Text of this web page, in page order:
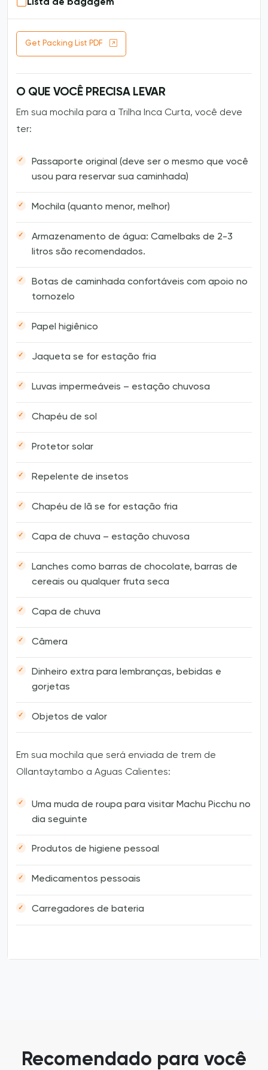
Lista de bagagem
Get Packing List PDF
O QUE VOCÊ PRECISA LEVAR
Em sua mochila para a Trilha Inca Curta, você deve
ter:
Passaporte original (deve ser o mesmo que você
usou para reservar sua caminhada)
Mochila (quanto menor, melhor)
Armazenamento de água: Camelbaks de 2-3
litros são recomendados.
Botas de caminhada confortáveis com apoio no
tornozelo
Papel higiênico
Jaqueta se for estação fria
Luvas impermeáveis – estação chuvosa
Chapéu de sol
Protetor solar
Repelente de insetos
Chapéu de lã se for estação fria
Capa de chuva – estação chuvosa
Lanches como barras de chocolate, barras de
cereais ou qualquer fruta seca
Capa de chuva
Câmera
Dinheiro extra para lembranças, bebidas e
gorjetas
Objetos de valor
Em sua mochila que será enviada de trem de
Ollantaytambo a Aguas Calientes:
Uma muda de roupa para visitar Machu Picchu no
dia seguinte
Produtos de higiene pessoal
Medicamentos pessoais
Carregadores de bateria
Recomendado para você